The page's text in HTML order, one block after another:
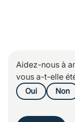
Aidez-nous à
vous a-t-elle
Oui Non